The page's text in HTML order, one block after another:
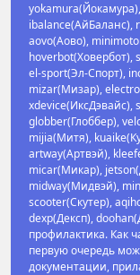
ibalance(АйБаланс),
aovo(Аово),
hoverbot(Ховербот),
el-sport(Эл-Спорт),
mizar(Мизар),
xdevice(ИксДэвайс),
globber(Глоббер),
mijia(Митя),
artway(Артвэй),
micar(Микар),
midway(Мидвэй),
scooter(Скутер),
dexp(Дексп),
профилактика. Как
первую очередь
документации,